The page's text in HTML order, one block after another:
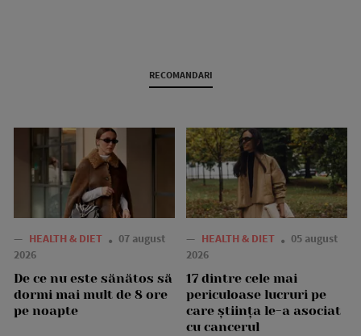
RECOMANDARI
— HEALTH & DIET
07 august
2026
De ce nu este sănătos să
dormi mai mult de 8 ore
pe noapte
— HEALTH & DIET
05 august
2026
17 dintre cele mai
periculoase lucruri pe
care știința le-a asociat
cu cancerul